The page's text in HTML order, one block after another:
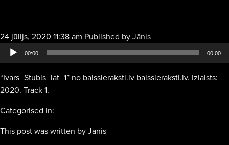
24 jūlijs, 2020 11:38 am Published byJānisAudio
atskaņotājs
00:00 00:00
“Ivars_Stubis_lat_1” no balssieraksti.lv balssieraksti.lv. Izlaists:
2020. Track 1.
Categorised in:
This post was written by Jānis